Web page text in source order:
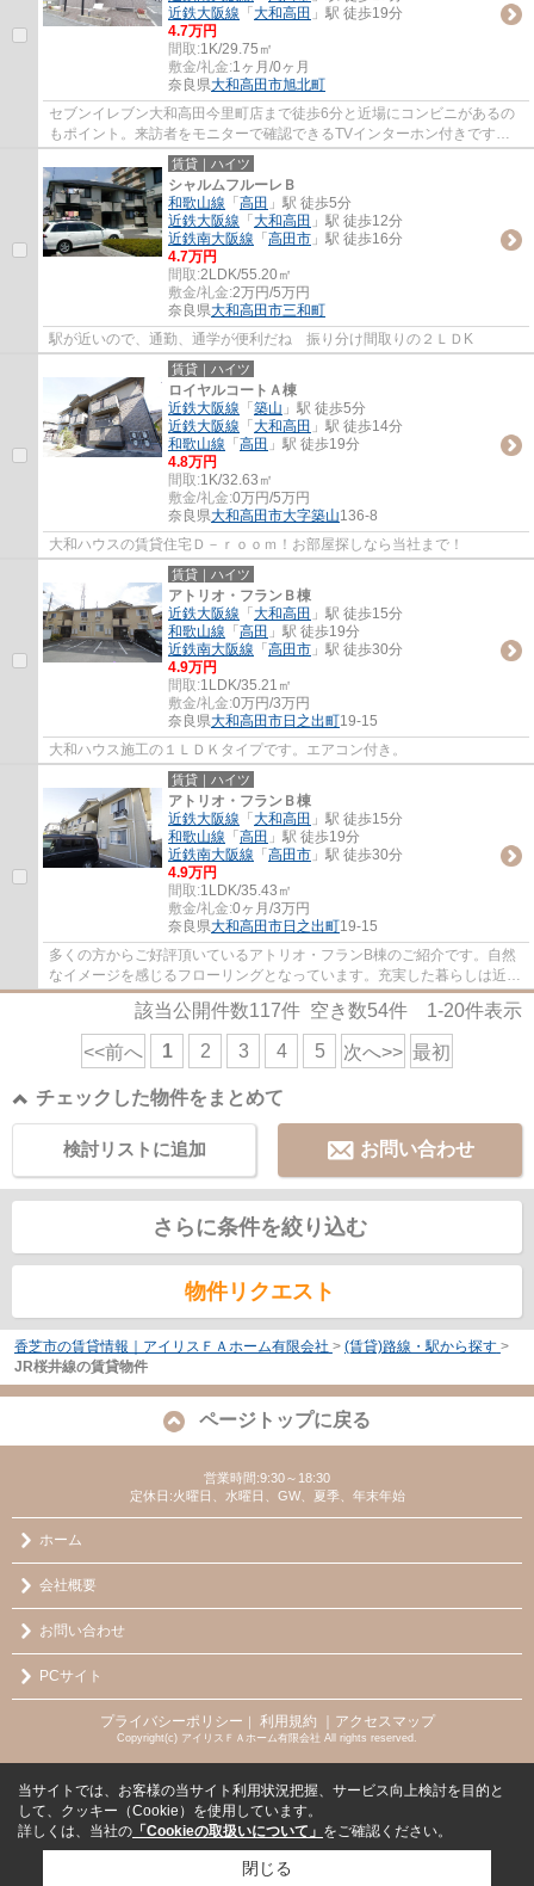
近鉄大阪線 「 大和高田 」駅 徒歩19分
4.7万円
間取:1K/29.75㎡
敷金/礼金:1ヶ月/0ヶ月
奈良県大和高田市旭北町
セブンイレブン大和高田今里町店まで徒歩6分と近場にコンビニがあるの
もポイント。来訪者をモニターで確認できるTVインターホン付きです。
新しい生活のスタートにおすすめなのが、こち...
賃貸｜ハイツ
シャルムフルーレＢ
和歌山線 「 高田 」駅 徒歩5分
近鉄大阪線 「 大和高田 」駅 徒歩12分
近鉄南大阪線 「 高田市 」駅 徒歩16分
4.7万円
間取:2LDK/55.20㎡
敷金/礼金:2万円/5万円
奈良県大和高田市三和町
駅が近いので、通勤、通学が便利だね 振り分け間取りの２ＬＤK
賃貸｜ハイツ
ロイヤルコートＡ棟
近鉄大阪線 「 築山 」駅 徒歩5分
近鉄大阪線 「 大和高田 」駅 徒歩14分
和歌山線 「 高田 」駅 徒歩19分
4.8万円
間取:1K/32.63㎡
敷金/礼金:0万円/5万円
奈良県大和高田市大字築山136-8
大和ハウスの賃貸住宅Ｄ－ｒｏｏｍ！お部屋探しなら当社まで！
賃貸｜ハイツ
アトリオ・フランＢ棟
近鉄大阪線 「 大和高田 」駅 徒歩15分
和歌山線 「 高田 」駅 徒歩19分
近鉄南大阪線 「 高田市 」駅 徒歩30分
4.9万円
間取:1LDK/35.21㎡
敷金/礼金:0万円/3万円
奈良県大和高田市日之出町19-15
大和ハウス施工の１ＬＤＫタイプです。エアコン付き。
賃貸｜ハイツ
アトリオ・フランＢ棟
近鉄大阪線 「 大和高田 」駅 徒歩15分
和歌山線 「 高田 」駅 徒歩19分
近鉄南大阪線 「 高田市 」駅 徒歩30分
4.9万円
間取:1LDK/35.43㎡
敷金/礼金:0ヶ月/3万円
奈良県大和高田市日之出町19-15
多くの方からご好評頂いているアトリオ・フランB棟のご紹介です。自然
なイメージを感じるフローリングとなっています。充実した暮らしは近鉄
大阪線大和高田周辺で実現しませんか。0745...
該当公開件数117件 空き数54件 1-20件表示
<<前へ 1 2 3 4 5 次へ>> 最初
チェックした物件をまとめて
お問い合わせ
検討リストに追加
さらに条件を絞り込む
物件リクエスト
香芝市の賃貸情報｜アイリスＦＡホーム有限会社 > (賃貸)路線・駅から探す >
JR桜井線の賃貸物件
ページトップに戻る
営業時間:9:30～18:30
定休日:火曜日、水曜日、GW、夏季、年末年始
ホーム
会社概要
お問い合わせ
PCサイト
プライバシーポリシー ｜ 利用規約 ｜アクセスマップ
Copyright(c) アイリスＦＡホーム有限会社 All rights reserved.
当サイトでは、お客様の当サイト利用状況把握、サービス向上検討を目的と
して、クッキー（Cookie）を使用しています。
詳しくは、当社の 「Cookieの取扱いについて」 をご確認ください。
閉じる